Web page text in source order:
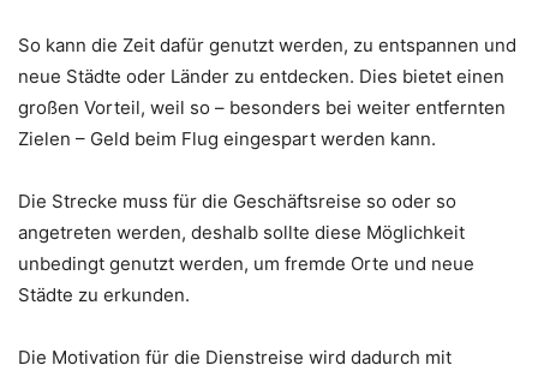
So kann die Zeit dafür genutzt werden, zu entspannen und
neue Städte oder Länder zu entdecken. Dies bietet einen
großen Vorteil, weil so – besonders bei weiter entfernten
Zielen – Geld beim Flug eingespart werden kann.
Die Strecke muss für die Geschäftsreise so oder so
angetreten werden, deshalb sollte diese Möglichkeit
unbedingt genutzt werden, um fremde Orte und neue
Städte zu erkunden.
Die Motivation für die Dienstreise wird dadurch mit